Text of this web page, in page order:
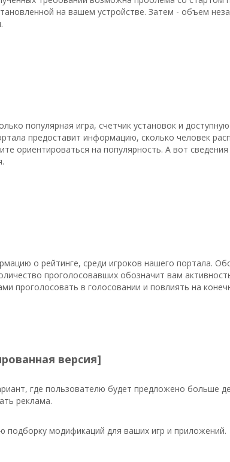
на вашем устройстве. Затем - объем
популярная игра, счетчик установок и
предоставит информацию, сколько человек
ориентироваться на популярность. А вот
о рейтинге, среди игроков нашего портала.
проголосовавших обозначит вам
проголосовать в голосовании и повлиять на
версия]
где пользователю будет предложено больше
реклама.
модификаций для ваших игр и приложений.